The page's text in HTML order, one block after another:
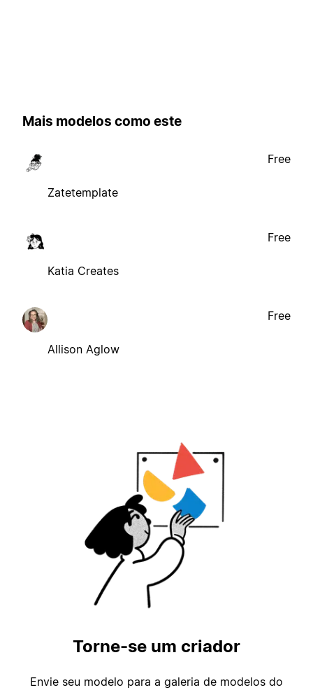
Mais modelos como este
Zatetemplate
Free
Katia Creates
Free
Allison Aglow
Free
Torne-se um criador
Envie seu modelo para a galeria de modelos do